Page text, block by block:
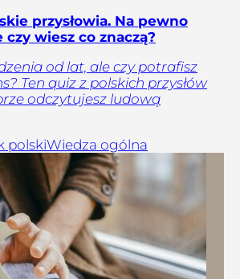
przysłowia. Na pewno
czy wiesz co znaczą?
od lat, ale czy potrafisz
Ten quiz z polskich przysłów
odczytujesz ludową
polskiWiedza ogólna